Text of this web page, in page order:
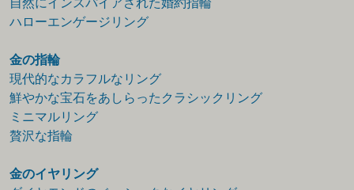
ハローエンゲージリング
金の指輪
現代的なカラフルなリング
鮮やかな宝石をあしらったクラシックリング
ミニマルリング
贅沢な指輪
金のイヤリング